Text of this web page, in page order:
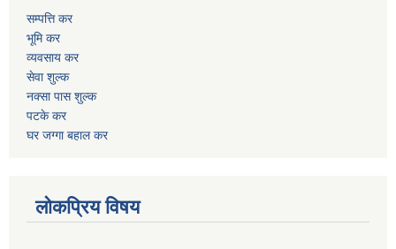
सम्पत्ति कर
भूमि कर
व्यवसाय कर
सेवा शुल्क
नक्सा पास शुल्क
पटके कर
घर जग्गा बहाल कर
लोकप्रिय विषय